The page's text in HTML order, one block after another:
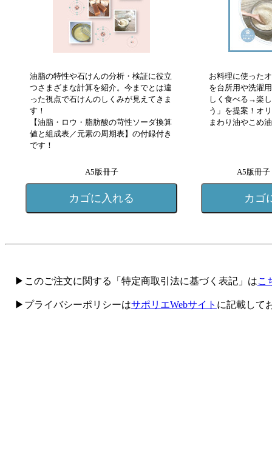
油脂の特性や石けんの分析・検証に役立
つさまざまな計算を紹介。今までとは違
った視点で石けんのしくみが見えてきま
す！
【油脂・ロウ・脂肪酸の苛性ソーダ換算
値と組成表／元素の周期表】の付録付き
です！
お料理に使った
を台所用や洗濯
しく食べる→楽
う」を提案！オ
まわり油やこめ
A5版冊子 A5版冊
▶このご注文に関する「特定商取引法に基づく表記」はこ
▶プライバシーポリシーはサポリエWebサイト に記載して